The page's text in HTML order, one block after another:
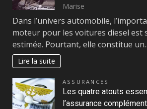
Marise
Dans l’univers automobile,
moteur pour les voitures diesel est
estimée. Pourtant, elle constitue
Lire la suite
ASSURANCES
Les quatre atouts
l’assurance